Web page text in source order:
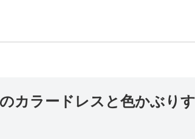
カラードレスと色かぶり